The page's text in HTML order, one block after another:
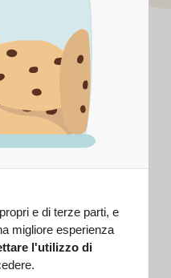
e di terze parti, e
migliore esperienza
l'utilizzo di
250 g),